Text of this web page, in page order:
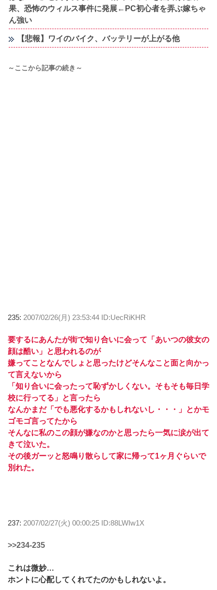
果、恐怖のウィルス事件に発展←PC初心者を弄ぶ嫁ちゃ
ん強い
【悲報】ワイのバイク、バッテリーが上がる他
～ここから記事の続き～
235: 2007/02/26(月) 23:53:44 ID:UecRiKHR
要するにあんたが街で知り合いに会って「あいつの彼女の
顔は酷い」と思われるのが
嫌ってことなんでしょと思ったけどそんなこと面と向かっ
て言えないから
「知り合いに会ったって恥ずかしくない。そもそも毎日学
校に行ってる」と言ったら
なんかまだ「でも悪化するかもしれないし・・・」とかモ
ゴモゴ言ってたから
そんなに私のこの顔が嫌なのかと思ったら一気に涙が出て
きて泣いた。
その後ガーッと怒鳴り散らして家に帰って1ヶ月ぐらいで
別れた。
237: 2007/02/27(火) 00:00:25 ID:88LWIw1X
>>234-235
これは微妙…
ホントに心配してくれてたのかもしれないよ。